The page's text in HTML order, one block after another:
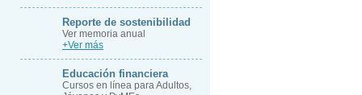
Reporte de sostenibilidad
Ver memoria anual
+Ver más
Educación financiera
Cursos en línea para Adultos,